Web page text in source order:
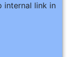
internal link in